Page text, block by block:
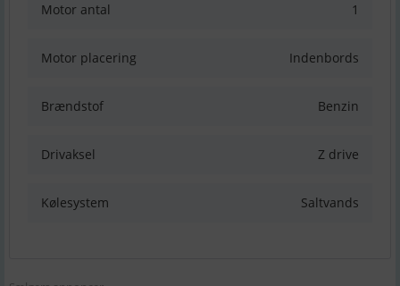
Motor antal 1
Motor placering Indenbords
Brændstof Benzin
Drivaksel Z drive
Kølesystem Saltvands